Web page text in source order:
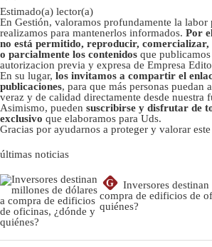
Estimado(a) lector(a)
En Gestión, valoramos profundamente la labor
realizamos para mantenerlos informados. Por
no está permitido, reproducir,
o parcialmente los contenidos que
autorizacion previa y expresa de Empresa
En su lugar, los invitamos a compartir el
publicaciones, para que más personas puedan
veraz y de calidad directamente desde nuestra
Asimismo, pueden suscribirse y disfrutar de
exclusivo que elaboramos para Uds.
Gracias por ayudarnos a proteger y valorar
últimas noticias
G
Inversores
compra de edificios de
quiénes?